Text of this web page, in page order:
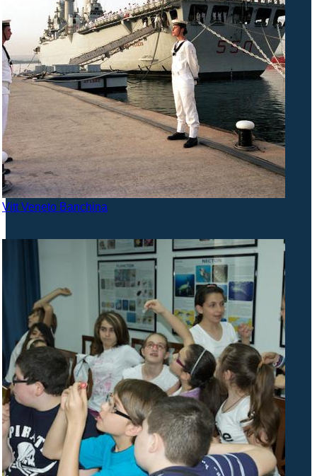
Vitt Veneto Banchina